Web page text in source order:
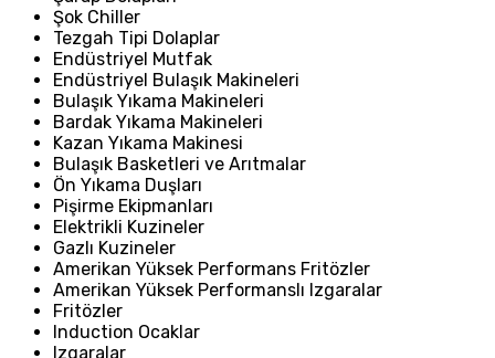
Şok Chiller
Tezgah Tipi Dolaplar
Endüstriyel Mutfak
Endüstriyel Bulaşık Makineleri
Bulaşık Yıkama Makineleri
Bardak Yıkama Makineleri
Kazan Yıkama Makinesi
Bulaşık Basketleri ve Arıtmalar
Ön Yıkama Duşları
Pişirme Ekipmanları
Elektrikli Kuzineler
Gazlı Kuzineler
Amerikan Yüksek Performans Fritözler
Amerikan Yüksek Performanslı Izgaralar
Fritözler
Induction Ocaklar
Izgaralar